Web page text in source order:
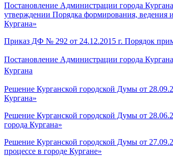
Постановление Администрации города
утверждении Порядка формирования,
Кургана»
Приказ ДФ № 292 от 24.12.2015 г. Порядок
Постановление Администрации города
Кургана
Решение Курганской городской Думы от
Кургана»
Решение Курганской городской Думы от
города Кургана»
Решение Курганской городской Думы от
процессе в городе Кургане»